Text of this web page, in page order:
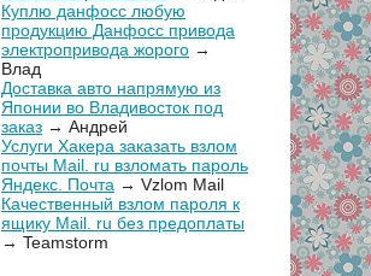
Куплю данфосс любую
продукцию Данфосс привода
электропривода жорого →
Влад
Доставка авто напрямую из
Японии во Владивосток под
заказ → Андрей
Услуги Хакера заказать взлом
почты Mail. ru взломать пароль
Яндекс. Почта → Vzlom Mail
Качественный взлом пароля к
ящику Mail. ru без предоплаты
→ Teamstorm